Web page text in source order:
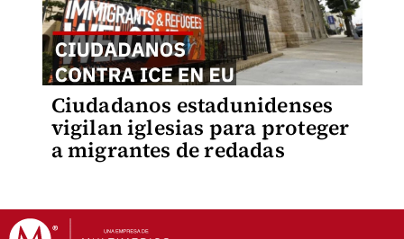
Ciudadanos estadunidenses
vigilan iglesias para proteger
a migrantes de redadas